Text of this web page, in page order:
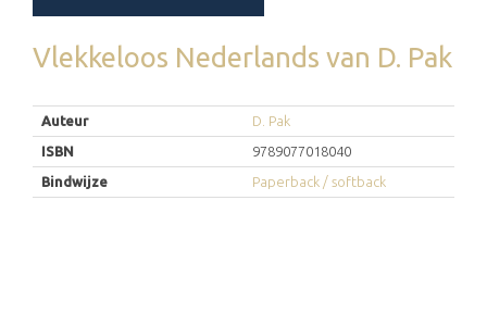
Vlekkeloos Nederlands van D. Pak
Auteur
D. Pak
ISBN
9789077018040
Bindwijze
Paperback / softback